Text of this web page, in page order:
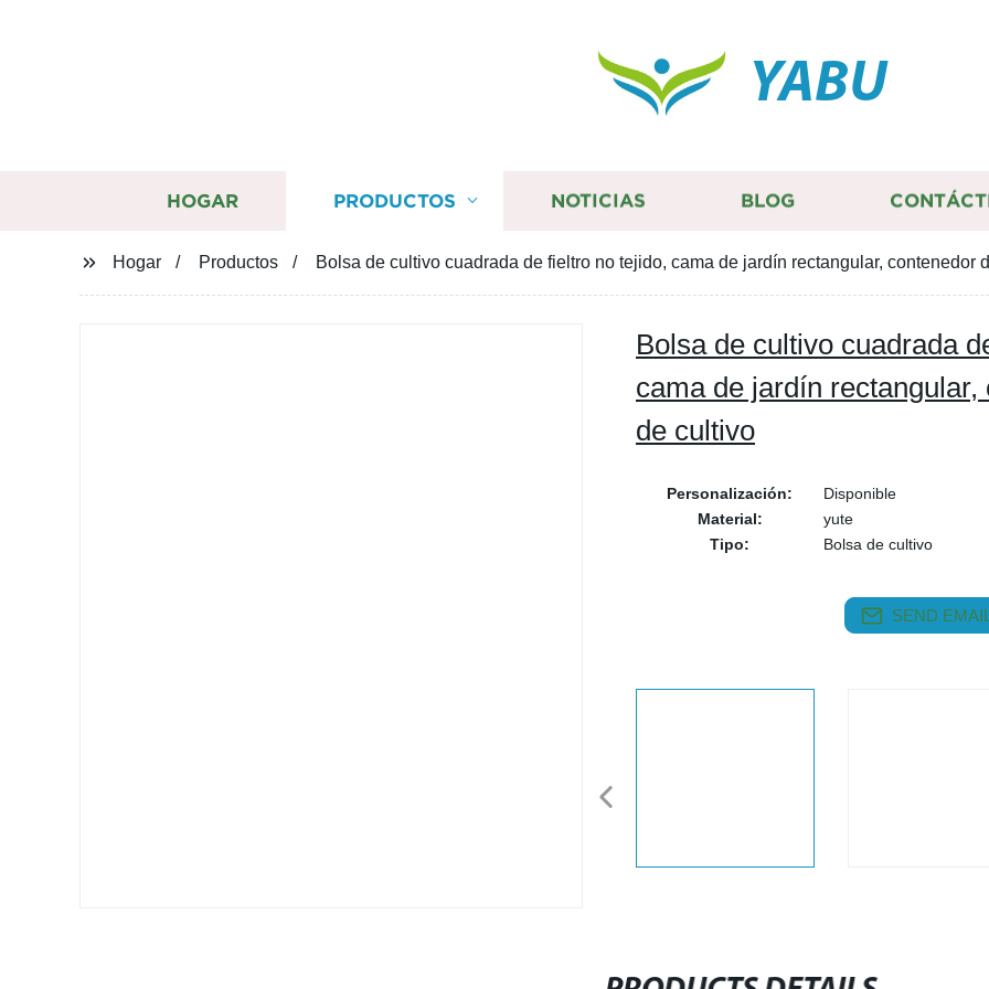
YABU
HOGAR PRODUCTOS NOTICIAS BLOG
Hogar Productos Bolsa de cultivo cuadrada de fieltro no tejido, cama de jardín rectangular, contenedor
Bolsa de cultivo cuadrada
cama de jardín
de cultivo
Personalización:
Disponible
Material:
yute
Tipo:
Bolsa de cultivo
SEND